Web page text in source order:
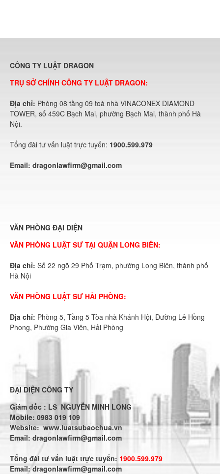
CÔNG TY LUẬT DRAGON
TRỤ SỞ CHÍNH CÔNG TY LUẬT DRAGON:
Địa chỉ: Phòng 08 tầng 09 toà nhà VINACONEX DIAMOND
TOWER, số 459C Bạch Mai, phường Bạch Mai, thành phố Hà
Nội.
Tổng đài tư vấn luật trực tuyến: 1900.599.979
Email: dragonlawfirm@gmail.com
VĂN PHÒNG ĐẠI DIỆN
VĂN PHÒNG LUẬT SƯ TẠI QUẬN LONG BIÊN:
Địa chỉ: Số 22 ngõ 29 Phố Trạm, phường Long Biên, thành phố
Hà Nội
VĂN PHÒNG LUẬT SƯ HẢI PHÒNG:
Địa chỉ: Phòng 5, Tầng 5 Tòa nhà Khánh Hội, Đường Lê Hồng
Phong, Phường Gia Viên, Hải Phòng
ĐẠI DIỆN CÔNG TY
Giám đốc : LS NGUYỄN MINH LONG
Mobile: 0983 019 109
Website:www.luatsubaochua.vn
Email: dragonlawfirm@gmail.com
Tổng đài tư vấn luật trực tuyến: 1900.599.979
Email:dragonlawfirm@gmail.com